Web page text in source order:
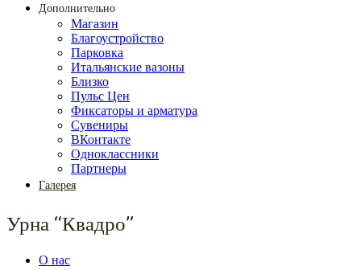
Дополнительно
Магазин
Благоустройство
Парковка
Итальянские вазоны
Близко
Пульс Цен
Фиксаторы и арматура
Сувениры
ВКонтакте
Одноклассники
Партнеры
Галерея
Урна “Квадро”
О нас